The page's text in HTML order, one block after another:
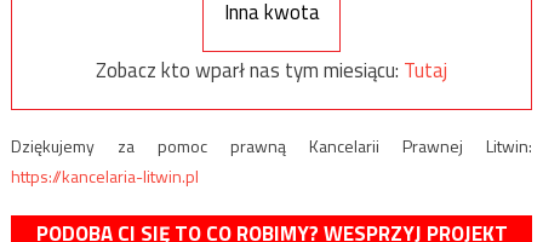
Inna kwota
Zobacz kto wparł nas tym miesiącu: Tutaj
Dziękujemy za pomoc prawną Kancelarii Prawnej Litwin:
https://kancelaria-litwin.pl
PODOBA CI SIĘ TO CO ROBIMY? WESPRZYJ PROJEKT